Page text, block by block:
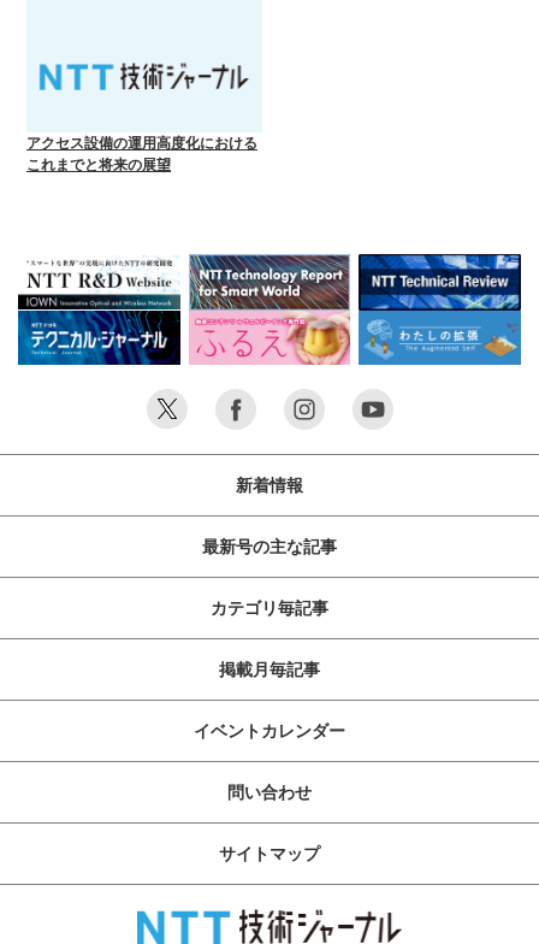
アクセス設備の運用高度化における
これまでと将来の展望
新着情報
最新号の主な記事
カテゴリ毎記事
掲載月毎記事
イベントカレンダー
問い合わせ
サイトマップ